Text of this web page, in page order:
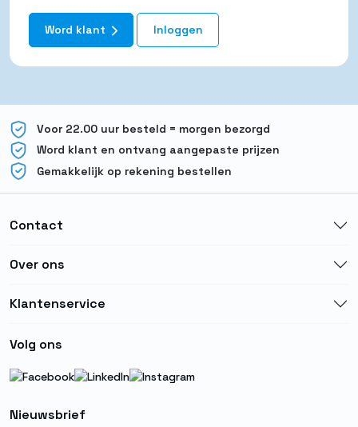
Word klant Inloggen
Voor 22.00 uur besteld = morgen bezorgd
Word klant en ontvang aangepaste prijzen
Gemakkelijk op rekening bestellen
Contact
Over ons
Klantenservice
Volg ons
Nieuwsbrief